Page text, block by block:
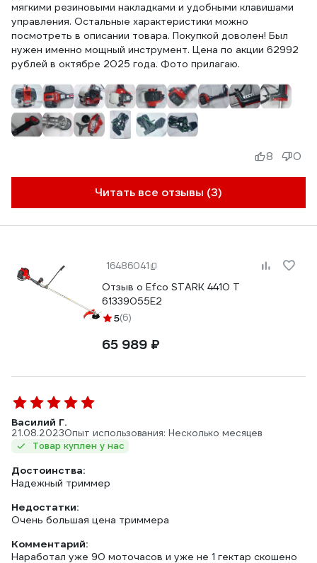
мягкими резиновыми накладками и удобными клавишами
управления. Остальные характеристики можно
посмотреть в описании товара. Покупкой доволен! Был
нужен именно мощный инструмент. Цена по акции 62992
рублей в октябре 2025 года. Фото прилагаю.
Читать все отзывы (3)
8 0
16486041
Отзыв о Efco STARK 4410 T
61339055E2
5(6)
65 989 ₽
Василий Г.
21.08.2023Опыт использования: Несколько месяцев
Товар куплен у нас
Достоинства:
Надежный триммер
Недостатки:
Очень большая цена триммера
Комментарий:
Наработал уже 90 моточасов и уже не 1 гектар скошено